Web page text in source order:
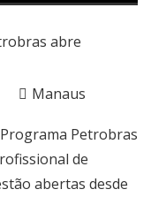
Manaus
Petrobras
de
abertas desde